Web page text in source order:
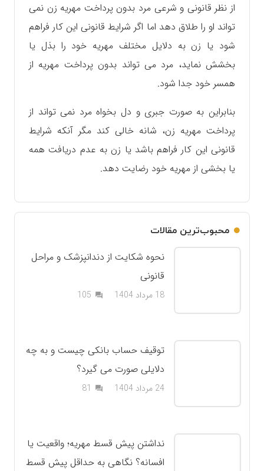
از نظر قانونی و شرعی مرد بدون پرداخت مهریه زن نمی
تواند او را طلاق دهد اما اگر شرایط قانونی این کار فراهم
شود یا زن به دلایل مختلف مهریه خود را بذل یا
بخشش نماید، مرد می تواند بدون پرداخت مهریه از
همسر خود جدا شود.
بنابراین به صورت جبری و دل بخواه مرد نمی تواند از
پرداخت مهریه زن، شانه خالی کند مگر آنکه شرایط
قانونی این کار فراهم باشد یا زن به عدم دریافت همه
یا بخشی از مهریه خود رضایت دهد.
محبوب‌ترین مقالات
نحوه شکایت از دندانپزشک و مراحل
قانونی
18 مرداد 1404 question_answer
105دیدگاه
توقیف حساب بانکی چیست و به چه
دلایلی صورت می گیرد؟
24 مرداد 1404 question_answer
81دیدگاه
نداشتن پیش قسط مهریه؛ واقعیت یا
افسانه؟ نگاهی به حداقل پیش قسط